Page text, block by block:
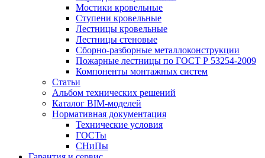
Мостики кровельные
Ступени кровельные
Лестницы кровельные
Лестницы стеновые
Сборно-разборные металлоконструкции
Пожарные лестницы по ГОСТ Р 53254-2009
Компоненты монтажных систем
Статьи
Альбом технических решений
Каталог BIM-моделей
Нормативная документация
Технические условия
ГОСТы
СНиПы